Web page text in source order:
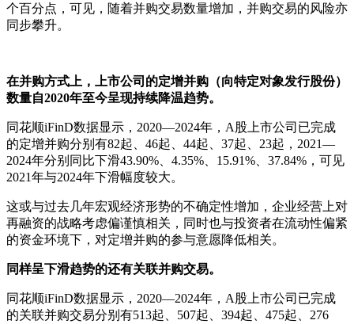
个百分点，可见，随着并购交易数量增加，并购交易的风险亦
同步攀升。
在并购方式上，上市公司的定增并购（向特定对象发行股份）
数量自2020年至今呈现持续降温趋势。
同花顺iFinD数据显示，2020—2024年，A股上市公司已完成
的定增并购分别有82起、46起、44起、37起、23起，2021—
2024年分别同比下滑43.90%、4.35%、15.91%、37.84%，可见
2021年与2024年下滑幅度较大。
这或与过去几年宏观经济形势的不确定性增加，企业经营上对
再融资的战略考虑偏谨慎相关，同时也与投资者在流动性偏紧
的资金环境下，对定增并购的参与意愿降低相关。
同样呈下滑趋势的还有关联并购交易。
同花顺iFinD数据显示，2020—2024年，A股上市公司已完成
的关联并购交易分别有513起、507起、394起、475起、276